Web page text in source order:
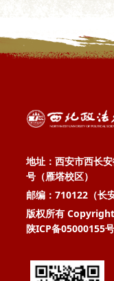
地址：西安市西长
号（雁塔校区）
邮编：710122（长
版权所有
陕ICP备05000155号